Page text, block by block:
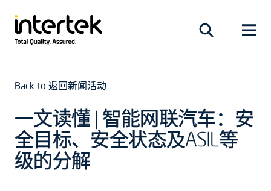
Back to 返回新闻活动
一文读懂 | 智能网联汽车：安
全目标、安全状态及ASIL等
级的分解